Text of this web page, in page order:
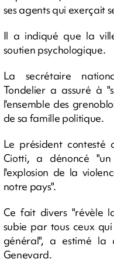
ses agents qui exerçait
Il a indiqué que la
soutien psychologique.
La secrétaire
Tondelier a assuré à
l'ensemble des
de sa famille politique.
Le président contesté
Ciotti, a dénoncé
l'explosion de la
notre pays".
Ce fait divers "révèle
subie par tous ceux
général", a estimé la
Genevard.